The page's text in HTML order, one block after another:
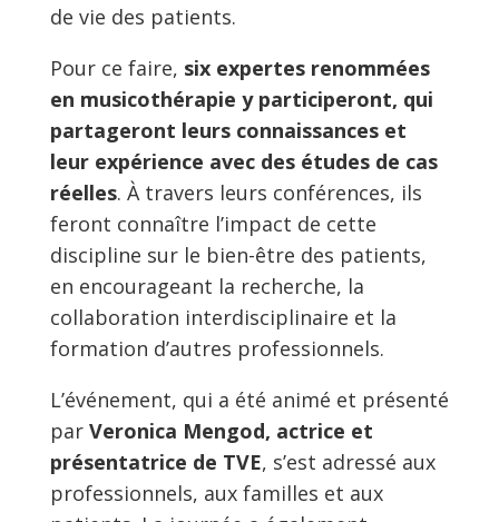
de vie des patients.
Pour ce faire, six expertes renommées
en musicothérapie y participeront, qui
partageront leurs connaissances et
leur expérience avec des études de cas
réelles. À travers leurs conférences, ils
feront connaître l’impact de cette
discipline sur le bien-être des patients,
en encourageant la recherche, la
collaboration interdisciplinaire et la
formation d’autres professionnels.
L’événement, qui a été animé et présenté
par Veronica Mengod, actrice et
présentatrice de TVE, s’est adressé aux
professionnels, aux familles et aux